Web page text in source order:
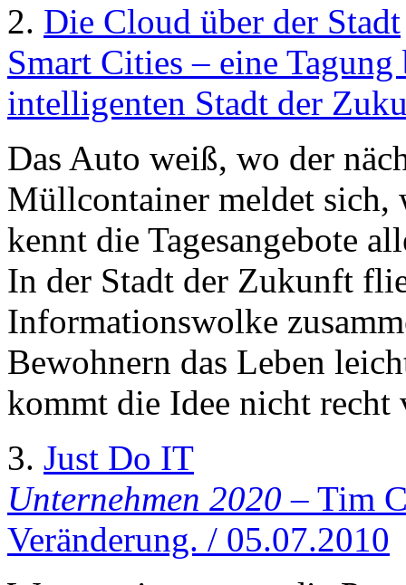
2. Die Cloud über der Stadt
Smart Cities – eine
intelligenten Stadt der
Das Auto weiß, wo der
Müllcontainer meldet sich,
kennt die Tagesangebote
In der Stadt der Zukunft
Informationswolke
Bewohnern das Leben
kommt die Idee nicht recht
3. Just Do IT
Unternehmen 2020 – Tim
Veränderung. / 05.07.2010